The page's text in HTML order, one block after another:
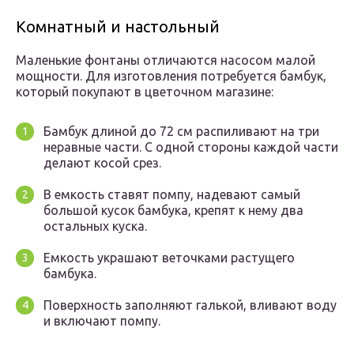
Комнатный и настольный
Маленькие фонтаны отличаются насосом малой
мощности. Для изготовления потребуется бамбук,
который покупают в цветочном магазине:
Бамбук длиной до 72 см распиливают на три
неравные части. С одной стороны каждой части
делают косой срез.
В емкость ставят помпу, надевают самый
большой кусок бамбука, крепят к нему два
остальных куска.
Емкость украшают веточками растущего
бамбука.
Поверхность заполняют галькой, вливают воду
и включают помпу.